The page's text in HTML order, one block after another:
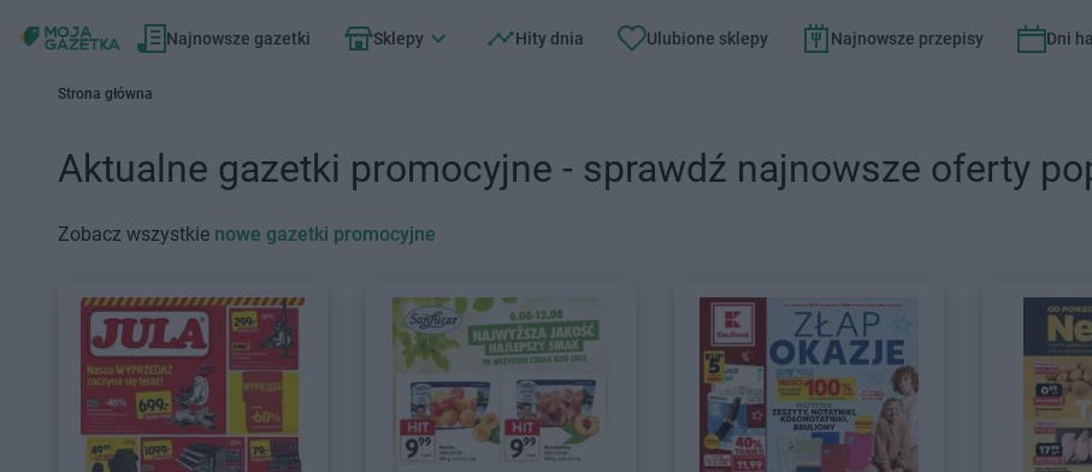
Najnowsze gazetki Sklepy Hity dnia Ulubione sklepy Najnowsze przepisy Dni
Strona główna
Aktualne gazetki promocyjne - sprawdź najnowsze oferty
Zobacz wszystkie nowe gazetki promocyjne